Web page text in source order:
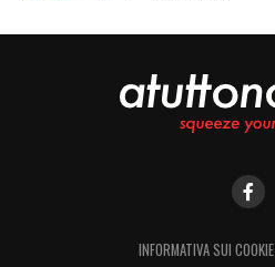
INFORMATIVA SUI COOKIE